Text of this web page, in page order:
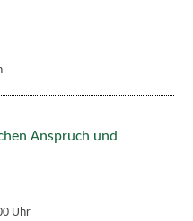
Anspruch und
Uhr